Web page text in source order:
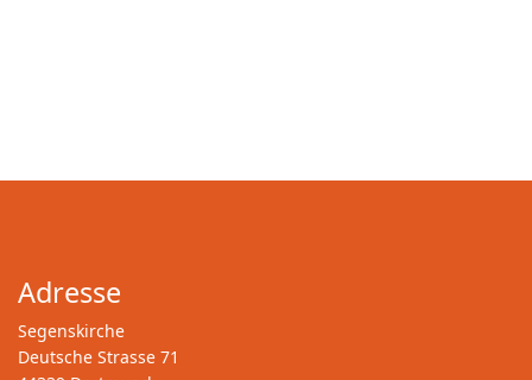
Adresse
Segenskirche
Deutsche Strasse 71